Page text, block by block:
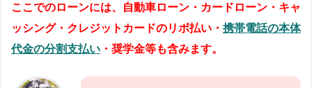
ここでのローンには、自動車ローン・カードローン・キャ
ッシング・クレジットカードのリボ払い・ 携帯電話の本体
代金の分割支払い ・奨学金等も含みます。